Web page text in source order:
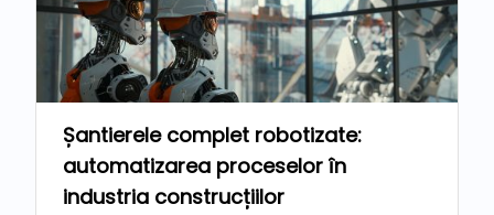
Șantierele complet robotizate:
automatizarea proceselor în
industria construcțiilor